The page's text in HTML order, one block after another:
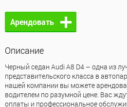
Арендовать
Описание
Черный седан Audi А8 D4 – одна из
представительского класса в
нашей компании вы можете
водителем по разумной цене. Вас
оплаты и профессиональное